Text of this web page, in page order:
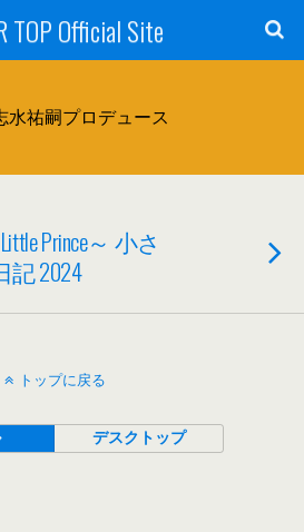
TOP Official Site
水祐嗣プロデュース
Prince～ 小さ
2024
トップに戻る
デスクトップ